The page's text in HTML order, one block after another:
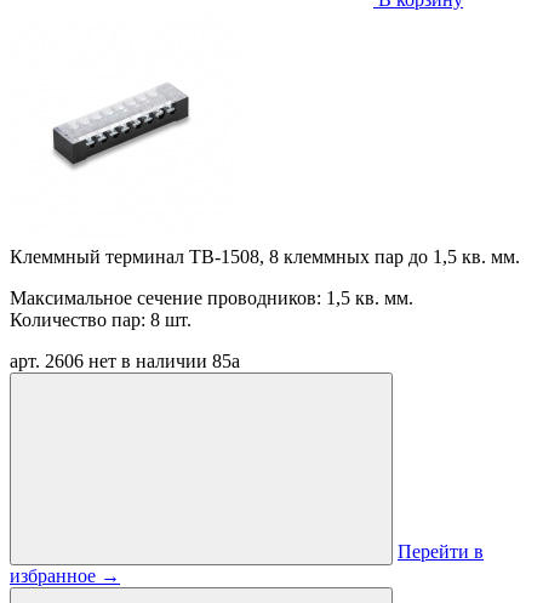
Клеммный терминал TB-1508, 8 клеммных пар до 1,5 кв. мм.
Максимальное сечение проводников: 1,5 кв. мм.
Количество пар: 8 шт.
арт. 2606 нет в наличии 85a
Перейти в
избранное →